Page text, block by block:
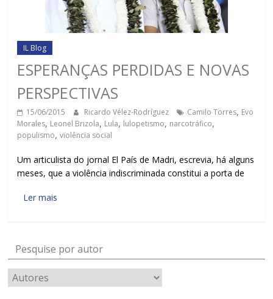
IL Blog
ESPERANÇAS PERDIDAS E NOVAS
PERSPECTIVAS
15/06/2015 Ricardo Vélez-Rodríguez Camilo Torres, Evo
Morales, Leonel Brizola, Lula, lulopetismo, narcotráfico,
populismo,violência social
Um articulista do jornal El País de Madri, escrevia, há alguns
meses, que a violência indiscriminada constitui a porta de
Ler mais
Pesquise por autor